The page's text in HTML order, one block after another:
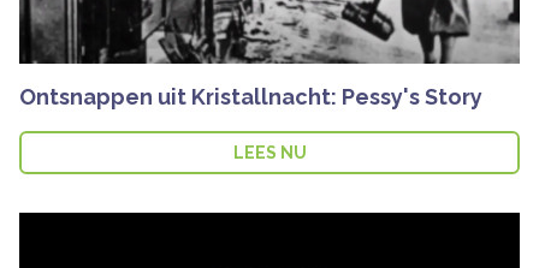
Ontsnappen uit Kristallnacht: Pessy's Story
LEES NU